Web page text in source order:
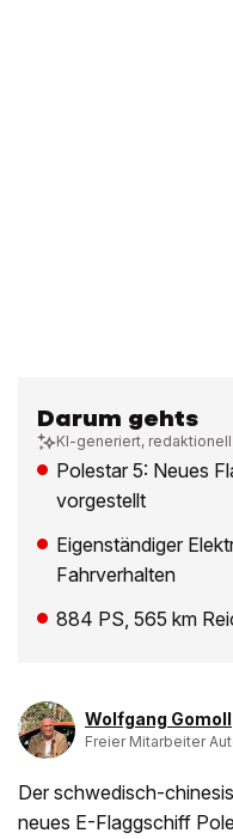
Darum gehts
KI-generiert,
Polestar 5: Neues
vorgestellt
Eigenständiger
Fahrverhalten
884 PS, 565 km
Wolfgang Gomoll
Freier Mitarbeiter
Der schwedisch-
neues E-Flaggschiff